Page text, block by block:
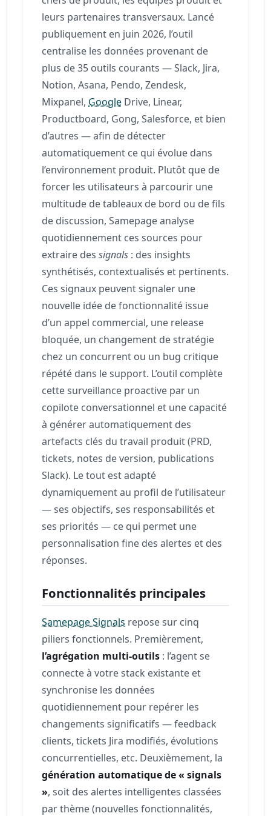
leurs partenaires transversaux. Lancé
publiquement en juin 2026, l’outil
centralise les données provenant de
plus de 35 outils courants — Slack, Jira,
Notion, Asana, Pendo, Zendesk,
Mixpanel, Google Drive, Linear,
Productboard, Gong, Salesforce, et bien
d’autres — afin de détecter
automatiquement ce qui évolue dans
l’environnement produit. Plutôt que de
forcer les utilisateurs à parcourir une
multitude de tableaux de bord ou de fils
de discussion, Samepage analyse
quotidiennement ces sources pour
extraire dessignals : des insights
synthétisés, contextualisés et pertinents.
Ces signaux peuvent signaler une
nouvelle idée de fonctionnalité issue
d’un appel commercial, une release
bloquée, un changement de stratégie
chez un concurrent ou un bug critique
répété dans le support. L’outil complète
cette surveillance proactive par un
copilote conversationnel et une capacité
à générer automatiquement des
artefacts clés du travail produit (PRD,
tickets, notes de version, publications
Slack). Le tout est adapté
dynamiquement au profil de l’utilisateur
— ses objectifs, ses responsabilités et
ses priorités — ce qui permet une
personnalisation fine des alertes et des
réponses.
Fonctionnalités principales
Samepage Signals repose sur cinq
piliers fonctionnels. Premièrement,
l’agrégation multi-outils : l’agent se
connecte à votre stack existante et
synchronise les données
quotidiennement pour repérer les
changements significatifs — feedback
clients, tickets Jira modifiés, évolutions
concurrentielles, etc. Deuxièmement, la
génération automatique de « signals
», soit des alertes intelligentes classées
par thème (nouvelles fonctionnalités,